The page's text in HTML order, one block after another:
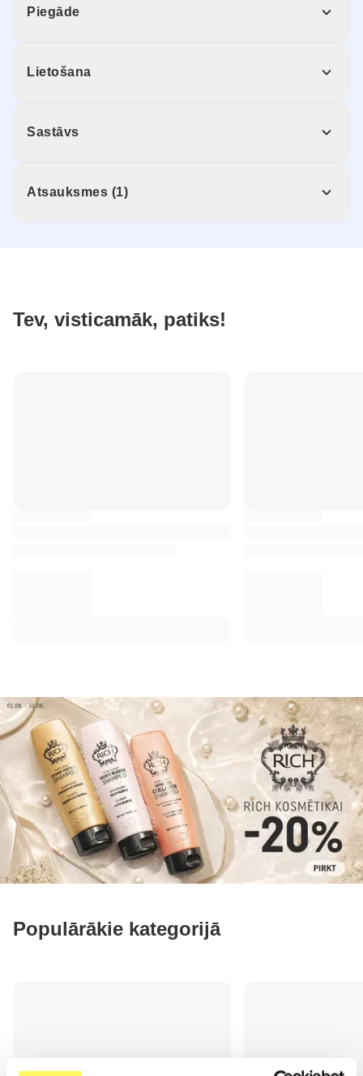
Piegāde
Lietošana
Sastāvs
Atsauksmes (1)
Tev, visticamāk, patiks!
Populārākie kategorijā